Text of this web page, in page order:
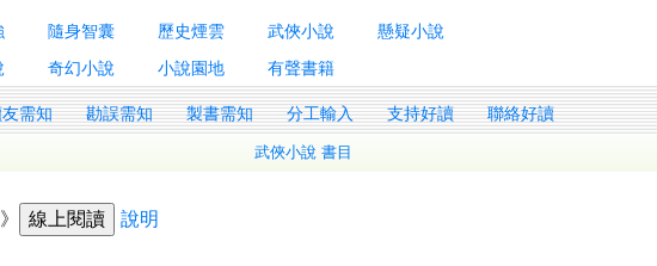
隨身智囊 歷史煙雲 武俠小說
懸疑小說
奇幻小說 小說園地 有聲書籍
需知 勘誤需知 製書需知 分工輸入 支持好讀 聯絡好讀
武俠小說 書目
說明